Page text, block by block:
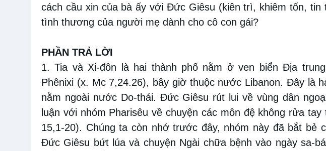
cách cầu xin của bà ấy với Đức Giêsu (kiên trì, khiêm tốn,
tình thương của người mẹ dành cho cô con gái?
PHẦN TRẢ LỜI
1. Tia và Xi-đôn là hai thành phố nằm ở ven biển Địa
Phênixi (x. Mc 7,24.26), bây giờ thuộc nước Libanon. Đây là
nằm ngoài nước Do-thái. Đức Giêsu rút lui về vùng dân
luận với nhóm Pharisêu về chuyện các môn đệ không rửa
15,1-20). Chúng ta còn nhớ trước đây, nhóm này đã bắt bẻ
Đức Giêsu bứt lúa và chuyện Ngài chữa bệnh vào ngày sa-